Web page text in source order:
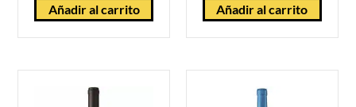
Añadir al carrito Añadir al carrito